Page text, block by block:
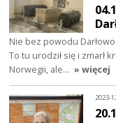
Nie bez powodu
To tu urodził się i zmarł
Norwegii, ale… » więcej
2023-